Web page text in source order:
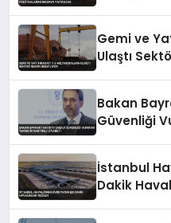
Gemi ve
Ulaştı
Bakan
Güvenliği
İstanbul
Dakik